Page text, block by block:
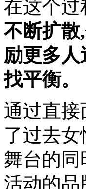
在这个过
不断扩散
励更多
找平衡。
通过直
了过去
舞台的
活动的品